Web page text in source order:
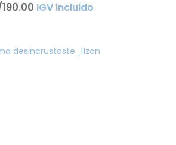
190.00 IGV incluido